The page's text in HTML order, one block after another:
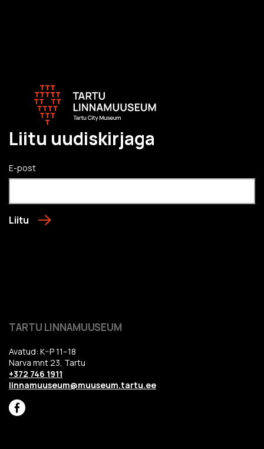
Liitu uudiskirjaga
E-post
Liitu
TARTU LINNAMUUSEUM
Avatud: K–P 11–18
Narva mnt 23, Tartu
+372 746 1911
linnamuuseum@muuseum.tartu.ee